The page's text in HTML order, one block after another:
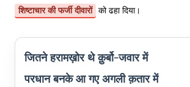
शिष्टाचार की फर्जी दीवारों को ढहा दिया।
जितने हरामख़ोर थे क़ुर्बो-जवार में
परधान बनके आ गए अगली क़तार में